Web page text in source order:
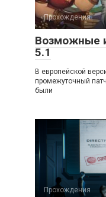
Прохождения
Возможные
5.1
В европейской
промежуточный
были
Прохождения